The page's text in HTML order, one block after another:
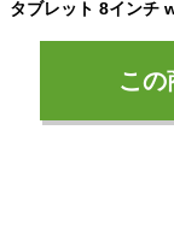
こ